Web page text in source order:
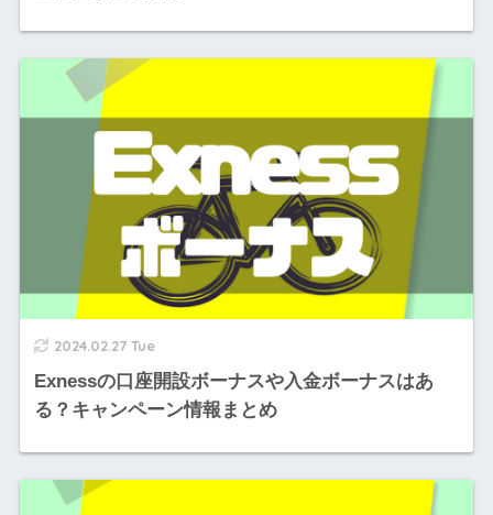
2024.02.27 Tue
Exnessの口座開設ボーナスや入金ボーナスはあ
る？キャンペーン情報まとめ